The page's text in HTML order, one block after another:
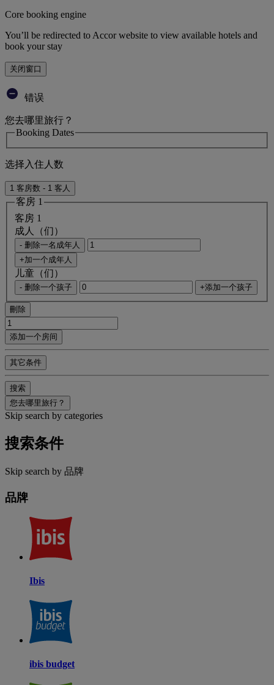
Core booking engine
You’ll be redirected to Accor website to view available hotels and
book your stay
关闭窗口
错误
您去哪里旅行？
Booking Dates
选择入住人数
1 客房数 - 1 客人
客房 1
客房 1
成人（们）
- 删除一名成年人
+加一个成年人
儿童（们）
- 删除一个孩子 +添加一个孩子
刪除
添加一个房间
其它条件
搜索
您去哪里旅行？
Skip search by categories
搜索条件
Skip search by 品牌
品牌
Ibis
ibis budget